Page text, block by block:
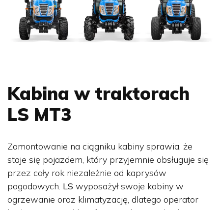
Kabina w traktorach
LS MT3
Zamontowanie na ciągniku kabiny sprawia, że
staje się pojazdem, który przyjemnie obsługuje się
przez cały rok niezależnie od kaprysów
pogodowych. LS wyposażył swoje kabiny w
ogrzewanie oraz klimatyzację, dlatego operator